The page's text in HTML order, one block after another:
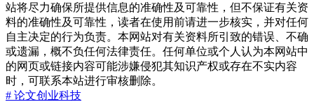
站将尽力确保所提供信息的准确性及可靠性，但不保证有关资
料的准确性及可靠性，读者在使用前请进一步核实，并对任何
自主决定的行为负责。本网站对有关资料所引致的错误、不确
或遗漏，概不负任何法律责任。任何单位或个人认为本网站中
的网页或链接内容可能涉嫌侵犯其知识产权或存在不实内容
时，可联系本站进行审核删除。
# 论文创业科技